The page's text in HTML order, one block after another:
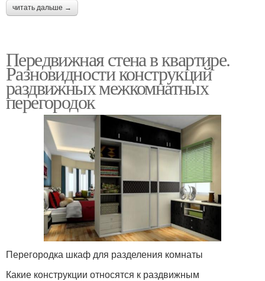
читать дальше →
Передвижная стена в квартире.
Разновидности конструкций
раздвижных межкомнатных
перегородок
Перегородка шкаф для разделения комнаты
Какие конструкции относятся к раздвижным